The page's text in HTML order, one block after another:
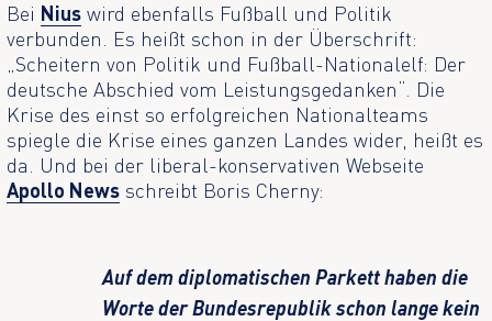
Bei Nius wird ebenfalls Fußball und Politik
verbunden. Es heißt schon in der Überschrift:
„Scheitern von Politik und Fußball-Nationalelf: Der
deutsche Abschied vom Leistungsgedanken“. Die
Krise des einst so erfolgreichen Nationalteams
spiegle die Krise eines ganzen Landes wider, heißt es
da. Und bei der liberal-konservativen Webseite
Apollo News schreibt Boris Cherny:
Auf dem diplomatischen Parkett haben die
Worte der Bundesrepublik schon lange kein